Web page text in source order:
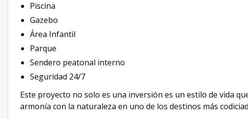
Piscina
Gazebo
Área Infantil
Parque
Sendero peatonal interno
Seguridad 24/7
Este proyecto no solo es una inversión es un estilo de vida
armonía con la naturaleza en uno de los destinos más